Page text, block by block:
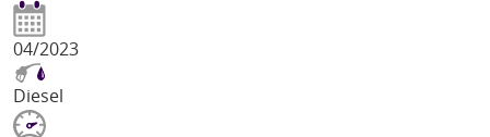
04/2023
Diesel